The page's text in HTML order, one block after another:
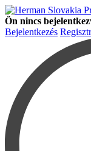
Ön nincs
Bejelentkezés